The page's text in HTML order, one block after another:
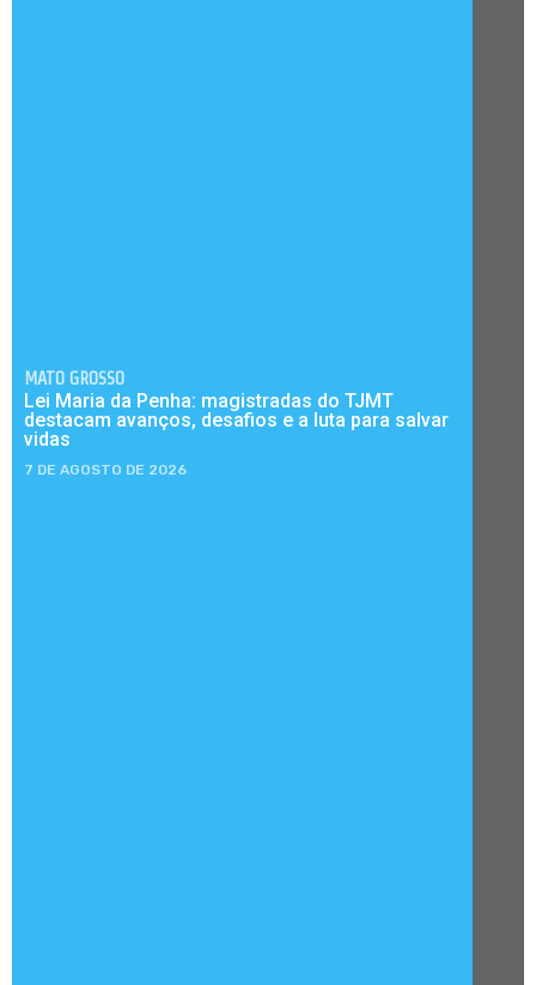
MATO GROSSO
Lei Maria da Penha: magistradas do TJMT
destacam avanços, desafios e a luta para salvar
vidas
7 DE AGOSTO DE 2026